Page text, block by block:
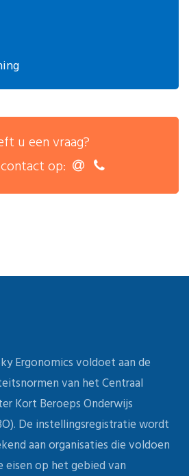
u een vraag?
op:
Ergonomics voldoet aan de
van het Centraal
Kort Beroeps Onderwijs
De instellingsregistratie wordt
aan organisaties die voldoen
eisen op het gebied van